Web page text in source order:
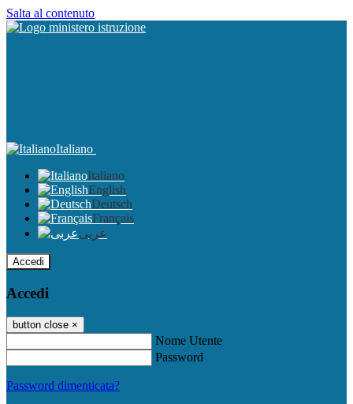
Salta al contenuto
Italiano
Italiano
English
Deutsch
Français
عربى
Accedi
Accedi
button close ×
Nome Utente
Password
Password dimenticata?